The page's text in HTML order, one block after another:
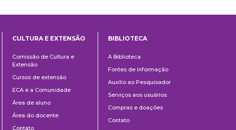
e
Extensão
CULTURA E EXTENSÃO
Comissão de Cultura e
Extensão
Cursos de extensão
ECA e a Comunidade
Área de aluno
Área do docente
Contato
BIBLIOTECA
A Biblioteca
Fontes de informação
Auxílio ao Pesquisador
Serviços aos usuários
Compras e doações
Contato